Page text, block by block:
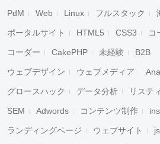
PdM Web Linux フルスタック
ポータルサイト HTML5 CSS3 コ
コーダー CakePHP 未経験 B2B
ウェブデザイン ウェブメディア
グロースハック データ分析 リステ
SEM Adwords コンテンツ制作
ランディングページ ウェブサイト js